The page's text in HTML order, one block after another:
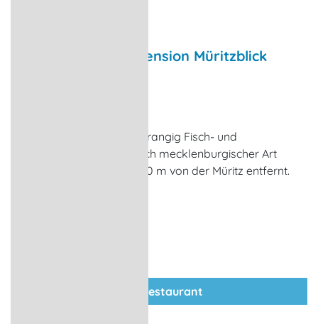
Restaurant in der Pension Müritzblick
Im Restaurant werden vorrangig Fisch- und
Fleischgerichte nach typisch mecklenburgischer Art
serviert. Die Pension ist 800 m von der Müritz entfernt.
zum Restaurant